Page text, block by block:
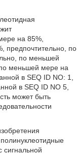
на 85%,
предпочтительно, по
по меньшей
меньшей мере на
в SEQ ID NO: 1,
в SEQ ID NO 5,
может быть
сигнальной